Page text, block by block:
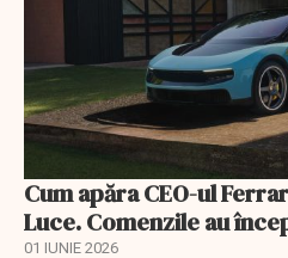
Cum apăra CEO-ul
Luce. Comenzile au
01 IUNIE 2026